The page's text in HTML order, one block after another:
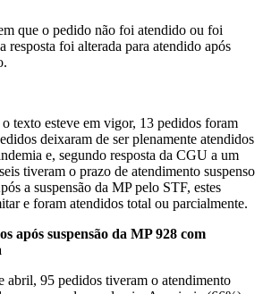
que o pedido não foi atendido ou foi
resposta foi alterada para atendido após
texto esteve em vigor, 13 pedidos foram
deixaram de ser plenamente atendidos
e, segundo resposta da CGU a um
tiveram o prazo de atendimento suspenso
a suspensão da MP pelo STF, estes
e foram atendidos total ou parcialmente.
após suspensão da MP 928 com
abril, 95 pedidos tiveram o atendimento